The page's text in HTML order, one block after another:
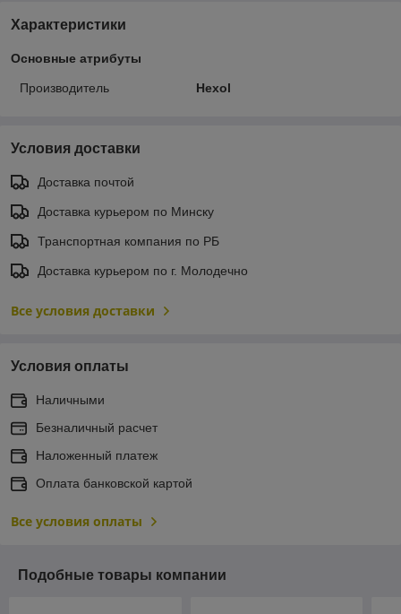
Характеристики
Основные атрибуты
Производитель Hexol
Условия доставки
Доставка почтой
Доставка курьером по Минску
Транспортная компания по РБ
Доставка курьером по г. Молодечно
Все условия доставки
Условия оплаты
Наличными
Безналичный расчет
Наложенный платеж
Оплата банковской картой
Все условия оплаты
Подобные товары компании